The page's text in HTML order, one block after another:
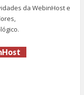
da WebinHost e